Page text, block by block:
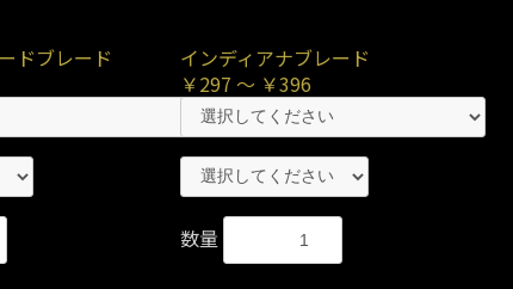
ドブレード
インディアナブレード
￥297 ～ ￥396
数量